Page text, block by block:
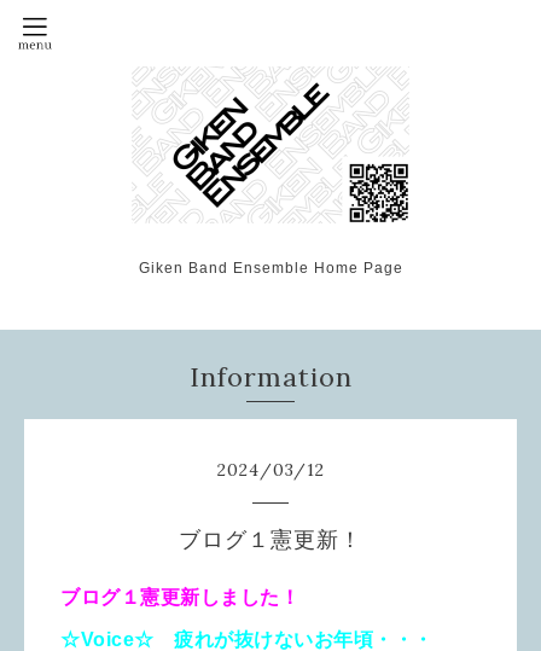
Giken Band Ensemble Home Page
Information
2024/03/12
ブログ１憲更新！
ブログ１憲更新しました！
☆Voice☆ 疲れが抜けないお年頃・・・